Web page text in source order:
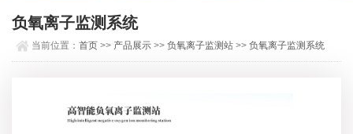
负氧离子监测系统
当前位置：首页 >> 产品展示 >>负氧离子监测站 >>负氧离子监测系统